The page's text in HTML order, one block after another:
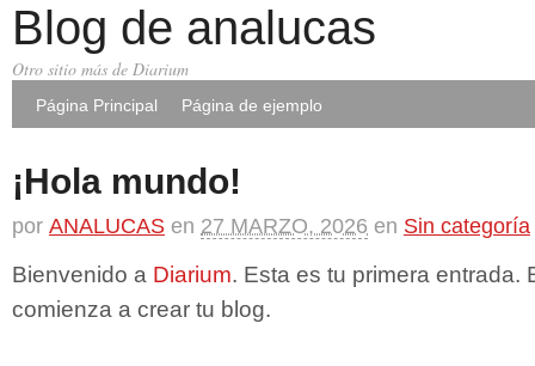
Blog de analucas
Otro sitio más de Diarium
Página Principal Página de ejemplo
¡Hola mundo!
por ANALUCAS en 27 MARZO, 2026 en Sin categoría
Bienvenido a Diarium. Esta es tu primera entrada.
comienza a crear tu blog.